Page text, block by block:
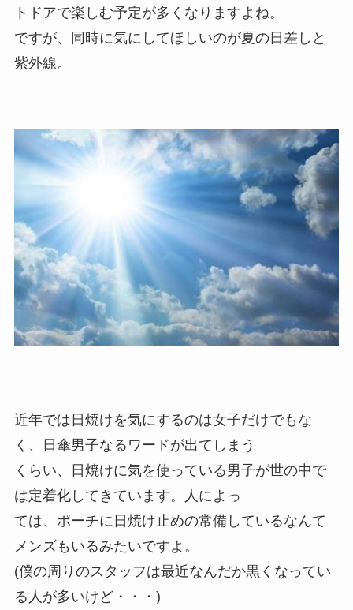
トドアで楽しむ予定が多くなりますよね。
ですが、同時に気にしてほしいのが夏の日差しと
紫外線。
近年では日焼けを気にするのは女子だけでもな
く、日傘男子なるワードが出てしまう
くらい、日焼けに気を使っている男子が世の中で
は定着化してきています。人によっ
ては、ポーチに日焼け止めの常備しているなんて
メンズもいるみたいですよ。
(僕の周りのスタッフは最近なんだか黒くなってい
る人が多いけど・・・)